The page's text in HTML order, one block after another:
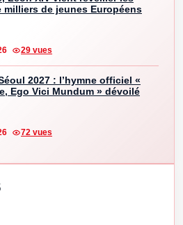
milliers de jeunes Européens
29 vues
2027 : l’hymne officiel «
Ego Vici Mundum » dévoilé
72 vues